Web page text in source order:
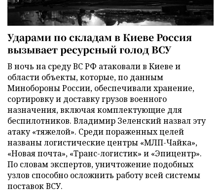
Ударами по складам в Киеве Россия
вызывает ресурсный голод ВСУ
В ночь на среду ВС РФ атаковали в Киеве и
области объекты, которые, по данным
Минобороны России, обеспечивали хранение,
сортировку и доставку грузов военного
назначения, включая комплектующие для
беспилотников. Владимир Зеленский назвал эту
атаку «тяжелой». Среди пораженных целей
названы логистические центры «МЛП-Чайка»,
«Новая почта», «Транс-логистик» и «Эпицентр».
По словам экспертов, уничтожение подобных
узлов способно осложнить работу всей системы
поставок ВСУ.